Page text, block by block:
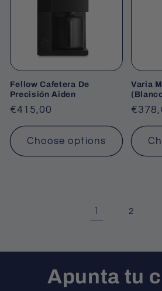
Fellow Cafetera De
Precisión Aiden
Regular
price
€415,00
Choose options
Varia
price
1 2
Apunta tu